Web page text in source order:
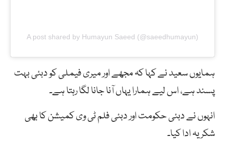
A post shared by Humayun Saeed (@saeedhumayun)
ہمایوں سعید نے کہا کہ مجھے اور میری فیملی کو دبئی بہت
پسند ہے، اس لیے ہمارا یہاں آنا جانا لگا رہتا ہے۔
انہوں نے دبئی حکومت اور دبئی فلم ٹی وی کمیشن کا بھی
شکریہ ادا کیا۔